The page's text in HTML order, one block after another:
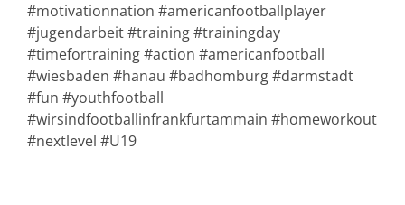
#motivationnation #americanfootballplayer
#jugendarbeit #training #trainingday
#timefortraining #action #americanfootball
#wiesbaden #hanau #badhomburg #darmstadt
#fun #youthfootball
#wirsindfootballinfrankfurtammain #homeworkout
#nextlevel #U19